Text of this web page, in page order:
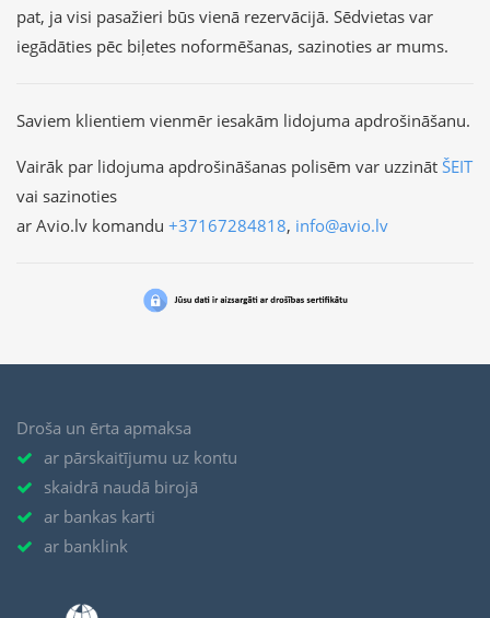
pat, ja visi pasažieri būs vienā rezervācijā. Sēdvietas var
iegādāties pēc biļetes noformēšanas, sazinoties ar mums.
Saviem klientiem vienmēr iesakām lidojuma apdrošināšanu.
Vairāk par lidojuma apdrošināšanas polisēm var uzzināt ŠEIT
vai sazinoties
ar Avio.lv komandu +37167284818, info@avio.lv
Droša un ērta apmaksa
ar pārskaitījumu uz kontu
skaidrā naudā birojā
ar bankas karti
ar banklink